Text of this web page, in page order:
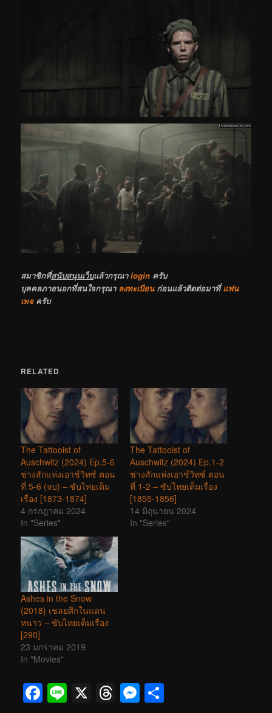
สมาชิกที่สนับสนุนเว็บแล้วกรุณาlogin ครับ
บุคคลภายนอกที่สนใจกรุณา ลงทะเบียนก่อนแล้วติดต่อมาที่แฟน
เพจครับ
RELATED
The Tattooist of
Auschwitz (2024) Ep.5-6
ช่างสักแห่งเอาช์วิทซ์ ตอน
ที่ 5-6 (จบ) – ซับไทยเต็ม
เรื่อง [1873-1874]
4 กรกฎาคม 2024
In "Series"
The Tattooist of
Auschwitz (2024) Ep.1-2
ช่างสักแห่งเอาช์วิทซ์ ตอน
ที่ 1-2 – ซับไทยเต็มเรื่อง
[1855-1856]
14 มิถุนายน 2024
In "Series"
Ashes in the Snow
(2018) เชลยศึกในแดน
หนาว – ซับไทยเต็มเรื่อง
[290]
23 มกราคม 2019
In "Movies"
Facebook
Line
X Threads
Messenger